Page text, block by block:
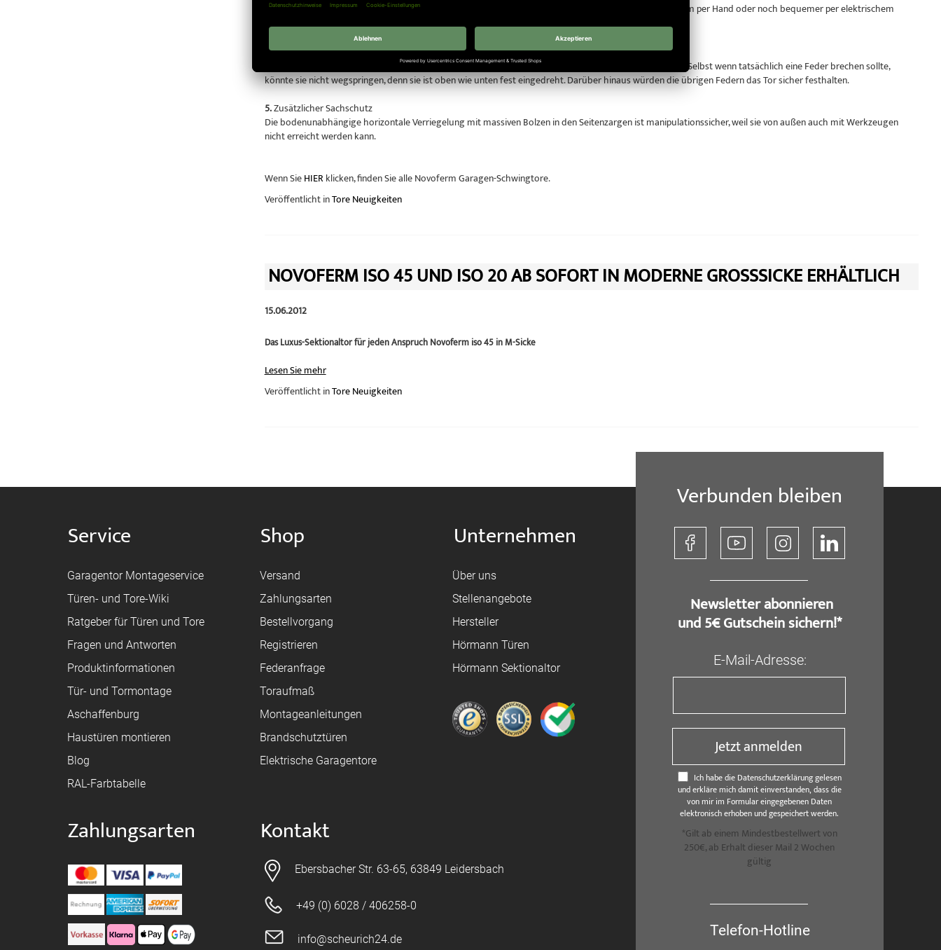
Speziell konstruierte Hebelarmlager ermöglichen ein leichtes Öffnen und Schließen Ihres Tores – bequem per Hand oder noch bequemer per elektrischem
Antrieb.
4.Höchste Funktionssicherheit
Kraftvolle Dreifach-Zugfederpakete sorgen für „federleichten“ Bedienkomfort bei höchster Sicherheit: Selbst wenn tatsächlich eine Feder brechen sollte,
könnte sie nicht wegspringen, denn sie ist oben wie unten fest eingedreht. Darüber hinaus würden die übrigen Federn das Tor sicher festhalten.
5.Zusätzlicher Sachschutz
Die bodenunabhängige horizontale Verriegelung mit massiven Bolzen in den Seitenzargen ist manipulationssicher, weil sie von außen auch mit Werkzeugen
nicht erreicht werden kann.
Wenn SieHIER klicken, finden Sie alle Novoferm Garagen-Schwingtore.
Veröffentlicht inTore Neuigkeiten
NOVOFERM ISO 45 UND ISO 20 AB SOFORT IN MODERNE GROSSSICKE ERHÄLTLICH
15.06.2012
Das Luxus-Sektionaltor für jeden Anspruch Novoferm iso 45 in M-Sicke
Lesen Sie mehr
Veröffentlicht inTore Neuigkeiten
Service
Garagentor Montageservice
Türen- und Tore-Wiki
Ratgeber für Türen und Tore
Fragen und Antworten
Produktinformationen
Tür- und Tormontage
Aschaffenburg
Haustüren montieren
Blog
RAL-Farbtabelle
Shop
Versand
Zahlungsarten
Bestellvorgang
Registrieren
Federanfrage
Toraufmaß
Montageanleitungen
Brandschutztüren
Elektrische Garagentore
Unternehmen
Über uns
Stellenangebote
Hersteller
Hörmann Türen
Hörmann Sektionaltor
Zahlungsarten Kontakt
Ebersbacher Str. 63-65, 63849 Leidersbach
+49 (0) 6028 / 406258-0
info@scheurich24.de
Verbunden bleiben
​ Newsletter abonnieren
und 5€ Gutschein sichern!*
E-Mail-Adresse:
Jetzt anmelden
Ich habe die Datenschutzerklärung gelesen
und erkläre mich damit einverstanden, dass die
von mir im Formular eingegebenen Daten
elektronisch erhoben und gespeichert werden.
*Gilt ab einem Mindestbestellwert von
250€, ab Erhalt dieser Mail 2 Wochen
gültig
Telefon-Hotline